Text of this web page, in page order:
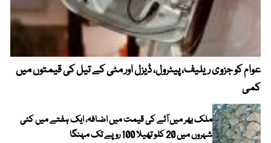
عوام کو جزوی ریلیف، پیٹرول، ڈیزل اور مٹی کے تیل کی قیمتوں میں
کمی
ملک بھر میں آٹے کی قیمت میں اضافہ، ایک ہفتے میں کئی
شہروں میں 20 کلو تھیلا 100 روپے تک مہنگا